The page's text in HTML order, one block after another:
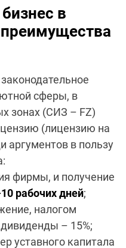
в
сферы, в
зонах (СИЗ – FZ)
(лицензию на
аргументов в пользу
:
фирмы, и получение
рабочих дней;
налогом
– 15%;
уставного капитала